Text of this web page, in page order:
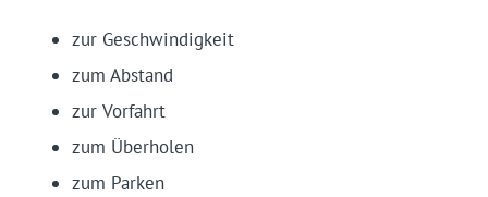
zur Geschwindigkeit
zum Abstand
zur Vorfahrt
zum Überholen
zum Parken